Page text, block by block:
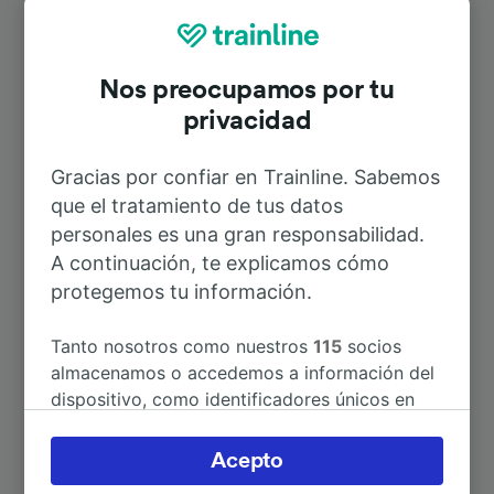
Rutas más populares desde Schleife
A Berlín 1h 52min
A Berlin Rathaus Steglitz 2h 23min
A Dresde 2h 28min
A Fürstenwalde (Spree)
Nos preocupamos por tu
privacidad
Gracias por confiar en Trainline. Sabemos
que el tratamiento de tus datos
personales es una gran responsabilidad.
A continuación, te explicamos cómo
protegemos tu información.
Tanto nosotros como nuestros115 socios
almacenamos o accedemos a información del
dispositivo, como identificadores únicos en
Puedes aceptar o administrar tus preferencias
haciendo clic abajo, incluido el derecho de
Acepto